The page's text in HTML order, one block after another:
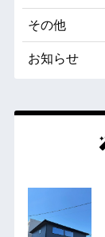
その他
お知らせ